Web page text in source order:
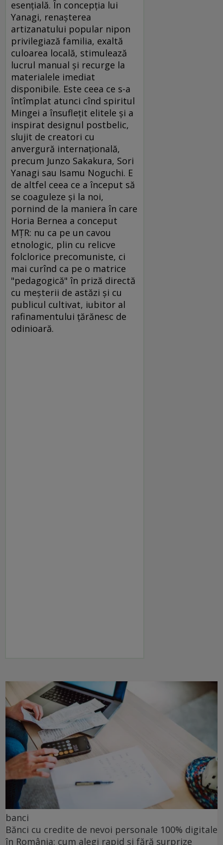
esenţială. În concepţia lui
Yanagi, renaşterea
artizanatului popular nipon
privilegiază familia, exaltă
culoarea locală, stimulează
lucrul manual şi recurge la
materialele imediat
disponibile. Este ceea ce s-a
întîmplat atunci cînd spiritul
Mingei a însufleţit elitele şi a
inspirat designul postbelic,
slujit de creatori cu
anvergură internaţională,
precum Junzo Sakakura, Sori
Yanagi sau Isamu Noguchi. E
de altfel ceea ce a început să
se coaguleze şi la noi,
pornind de la maniera în care
Horia Bernea a conceput
MŢR: nu ca pe un cavou
etnologic, plin cu relicve
folclorice precomuniste, ci
mai curînd ca pe o matrice
"pedagogică" în priză directă
cu meşterii de astăzi şi cu
publicul cultivat, iubitor al
rafinamentului ţărănesc de
odinioară.
banci
Bănci cu credite de nevoi personale 100% digitale
în România: cum alegi rapid și fără surprize